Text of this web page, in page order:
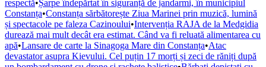
respectă•Șarpe îndepărtat în siguranță de jandarmi, în municipiul
Constanța•Constanța sărbătorește Ziua Marinei prin muzică, lumină
și spectacole pe faleza Cazinoului•Intervenția RAJA de la Medgidia
durează mai mult decât era estimat. Când va fi reluată alimentarea cu
apă•Lansare de carte la Sinagoga Mare din Constanța•Atac
devastator asupra Kievului. Cel puțin 17 morți și zeci de răniți după